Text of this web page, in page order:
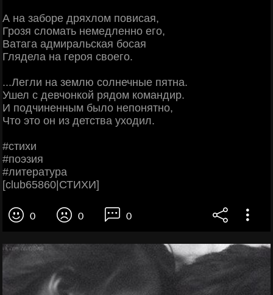
А на заборе дряхлом повисая,
Грозя сломать немедленно его,
Ватага адмиральская босая
Глядела на героя своего.
...Легли на землю солнечные пятна.
Ушел с девчонкой рядом командир.
И подчиненным было непонятно,
Что это он из детства уходил.
#стихи
#поэзия
#литература
[club65860|СТИХИ]
0 0 0